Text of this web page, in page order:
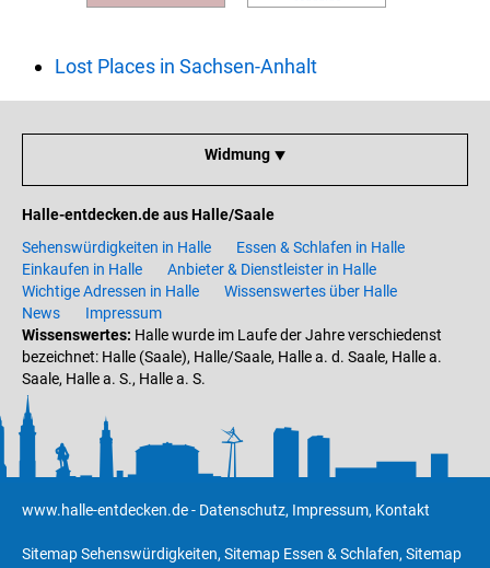
Lost Places in Sachsen-Anhalt
Widmung ⯆
Halle-entdecken.de aus Halle/Saale
Sehenswürdigkeiten in Halle
Essen & Schlafen in Halle
Einkaufen in Halle
Anbieter & Dienstleister in Halle
Wichtige Adressen in Halle
Wissenswertes über Halle
News
Impressum
Wissenswertes: Halle wurde im Laufe der Jahre verschiedenst
bezeichnet: Halle (Saale), Halle/Saale, Halle a. d. Saale, Halle a.
Saale, Halle a. S., Halle a. S.
www.halle-entdecken.de- Datenschutz, Impressum, Kontakt
Sitemap Sehenswürdigkeiten, Sitemap Essen & Schlafen, Sitemap